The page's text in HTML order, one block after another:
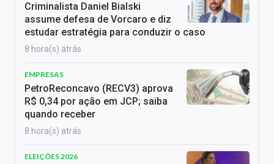
Criminalista Daniel Bialski
assume defesa de Vorcaro e diz
estudar estratégia para conduzir o caso
8 hora(s) atrás
EMPRESAS
PetroReconcavo (RECV3) aprova
R$ 0,34 por ação em JCP; saiba
quando receber
8 hora(s) atrás
ELEIÇÕES 2026